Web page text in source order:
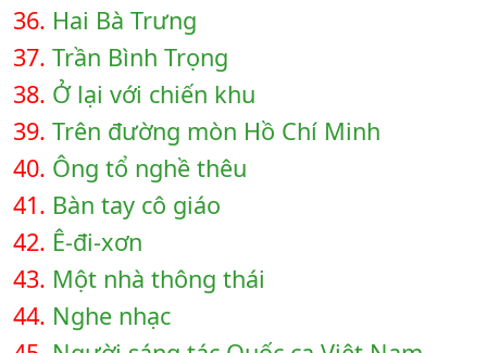
36. Hai Bà Trưng
37. Trần Bình Trọng
38. Ở lại với chiến khu
39. Trên đường mòn Hồ Chí Minh
40. Ông tổ nghề thêu
41. Bàn tay cô giáo
42. Ê-đi-xơn
43. Một nhà thông thái
44. Nghe nhạc